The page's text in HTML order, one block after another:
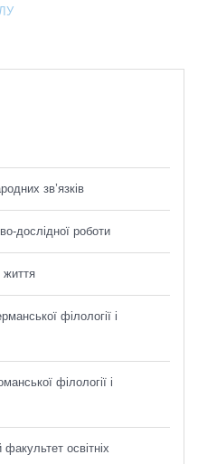
зв’язків
дослідної роботи
життя
філології і
філології і
освітніх